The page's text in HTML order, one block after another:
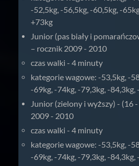
-52,5kg, -56,5kg, -60,5kg, -
+73kg
Junior (pas biały i
– rocznik 2009 - 2010
czas walki - 4 minuty
kategorie wagowe: -53,5kg, -
-69kg, -74kg, -79,3kg, -84,3kg,
Junior (zielony i wyższy) - (16
2009 - 2010
czas walki - 4 minuty
kategorie wagowe: -53,5kg, -
-69kg, -74kg, -79,3kg, -84,3kg,